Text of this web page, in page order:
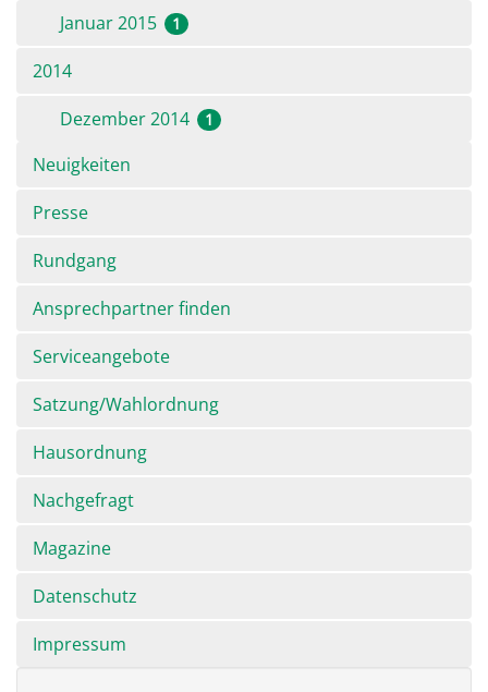
Januar 2015 1
2014
Dezember 2014
1
Navigation
überspringen
Neuigkeiten
Presse
Rundgang
Ansprechpartner finden
Serviceangebote
Satzung/Wahlordnung
Hausordnung
Nachgefragt
Magazine
Datenschutz
Impressum